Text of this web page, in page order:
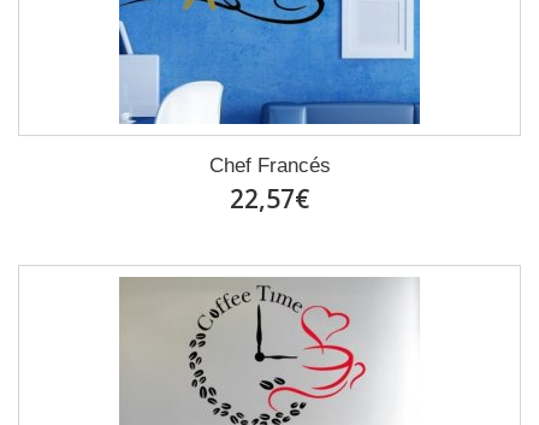
Chef Francés
22,57€